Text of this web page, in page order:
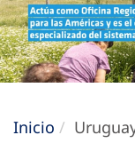
Inicio